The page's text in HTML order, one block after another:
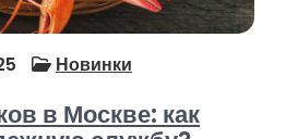
Новинки
в Москве: как